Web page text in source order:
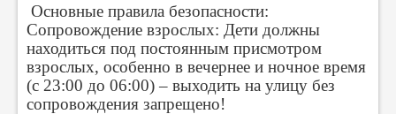
Основные правила безопасности:
Сопровождение взрослых: Дети должны
находиться под постоянным присмотром
взрослых, особенно в вечернее и ночное время
(с 23:00 до 06:00) – выходить на улицу без
сопровождения запрещено!